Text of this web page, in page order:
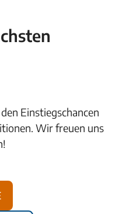
Einstiegschancen
Wir freuen uns